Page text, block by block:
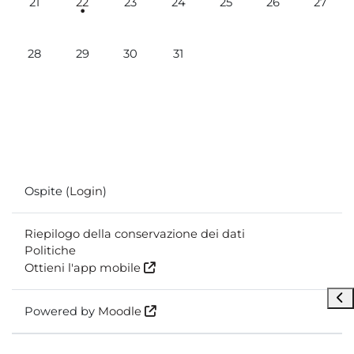
Nessun evento, lunedì 28 luglio
28 Nessun evento, martedì 29 luglio
29 Nessun evento, mercoledì 30 luglio
30 Nessun evento, giovedì 31 luglio
31
Ospite (Login)
Riepilogo della conservazione dei dati
Politiche
Ottieni l'app mobile
Powered by Moodle